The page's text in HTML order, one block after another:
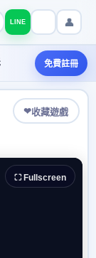
LINE 👤
免費註冊
❤收藏遊戲
⛶ Fullscreen